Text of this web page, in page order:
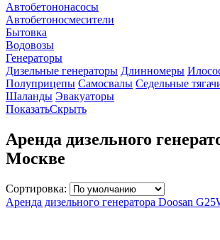
Автобетононасосы
Автобетоносмесители
Бытовка
Водовозы
Генераторы
Дизельные генераторы Длинномеры
Полуприцепы Самосвалы Седельные
Шаланды Эвакуаторы
ПоказатьСкрыть
Аренда дизельного
Москве
Сортировка:
Аренда дизельного генератора Doosan